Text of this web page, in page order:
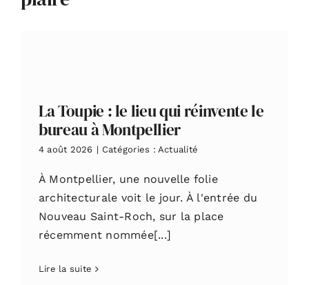
La Toupie : le lieu qui réinvente le
bureau à Montpellier
4 août 2026 | Catégories : Actualité
À Montpellier, une nouvelle folie
architecturale voit le jour. À l'entrée du
Nouveau Saint-Roch, sur la place
récemment nommée[...]
Lire la suite